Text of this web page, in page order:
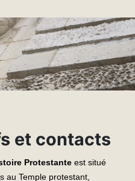
et contacts
Protestanteest situé
au Temple protestant,